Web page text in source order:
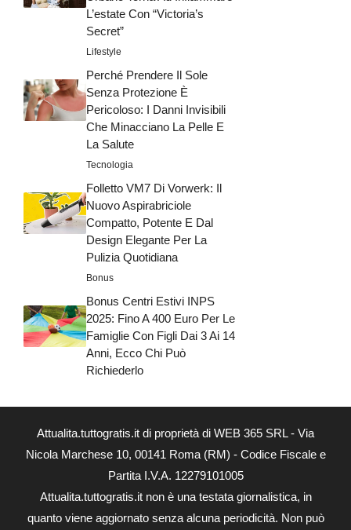
L’estate Con “Victoria’s
Secret”
Lifestyle
Perché Prendere Il Sole
Senza Protezione È
Pericoloso: I Danni Invisibili
Che Minacciano La Pelle E
La Salute
Tecnologia
Folletto VM7 Di Vorwerk: Il
Nuovo Aspirabriciole
Compatto, Potente E Dal
Design Elegante Per La
Pulizia Quotidiana
Bonus
Bonus Centri Estivi INPS
2025: Fino A 400 Euro Per Le
Famiglie Con Figli Dai 3 Ai 14
Anni, Ecco Chi Può
Richiederlo
Attualita.tuttogratis.it di proprietà di WEB 365 SRL - Via
Nicola Marchese 10, 00141 Roma (RM) - Codice Fiscale e
Partita I.V.A. 12279101005
Attualita.tuttogratis.it non è una testata giornalistica, in
quanto viene aggiornato senza alcuna periodicità. Non può